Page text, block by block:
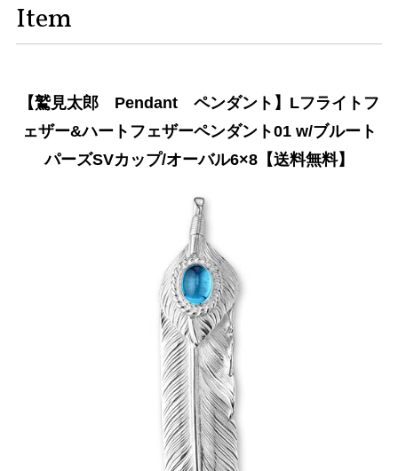
Item
【鷲見太郎 Pendant ペンダント】Lフライトフ
ェザー&ハートフェザーペンダント01 w/ブルート
パーズSVカップ/オーバル6×8【送料無料】